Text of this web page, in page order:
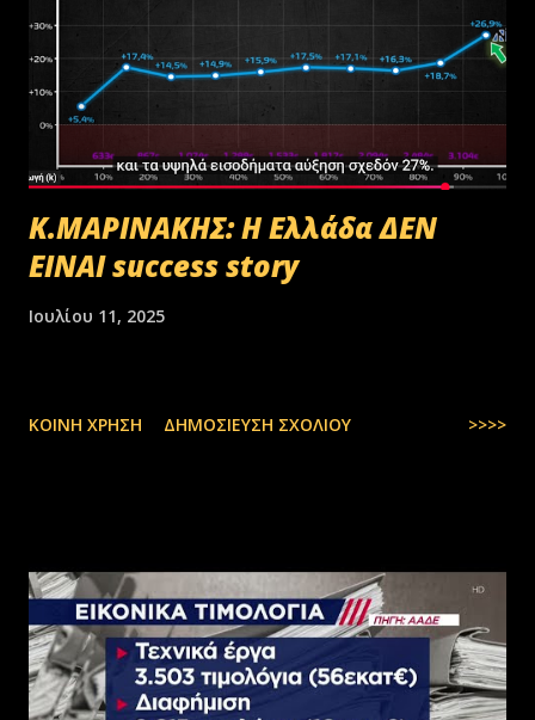
Κ.ΜΑΡΙΝΑΚΗΣ: Η Ελλάδα ΔΕΝ
ΕΙΝΑΙ success story
Ιουλίου 11, 2025
ΚΟΙΝΉ ΧΡΉΣΗ ΔΗΜΟΣΊΕΥΣΗ ΣΧΟΛΊΟΥ >>>>